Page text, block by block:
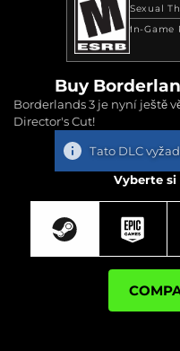
Sexual
In-Game
Buy
Borderlands 3 je nyní ještě
Director's Cut!
Tato DLC
Vyberte si